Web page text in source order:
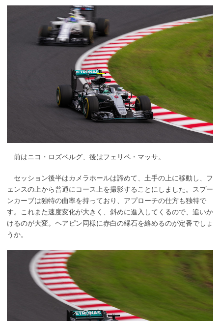
前はニコ・ロズベルグ、後はフェリペ・マッサ。
セッション後半はカメラホールは諦めて、土手の上に移動し、フ
ェンスの上から普通にコース上を撮影することにしました。スプー
ンカーブは独特の曲率を持っており、アプローチの仕方も独特で
す。これまた速度変化が大きく、斜めに進入してくるので、追いか
けるのが大変。ヘアピン同様に赤白の縁石を絡めるのが定番でしょ
うか。